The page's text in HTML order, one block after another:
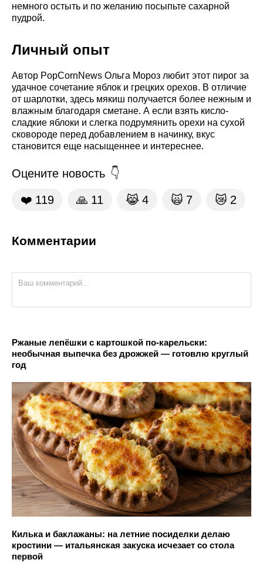
немного остыть и по желанию посыпьте сахарной
пудрой.
Личный опыт
Автор PopCornNews Ольга Мороз любит этот пирог за
удачное сочетание яблок и грецких орехов. В отличие
от шарлотки, здесь мякиш получается более нежным и
влажным благодаря сметане. А если взять кисло-
сладкие яблоки и слегка подрумянить орехи на сухой
сковороде перед добавлением в начинку, вкус
становится еще насыщеннее и интереснее.
Оцените новость
❤️ 119 🙏 11 😹 4 🙀 7 😿 2
Комментарии
Ржаные лепёшки с картошкой по-карельски:
необычная выпечка без дрожжей — готовлю круглый
год
Килька и баклажаны: на летние посиделки делаю
кростини — итальянская закуска исчезает со стола
первой